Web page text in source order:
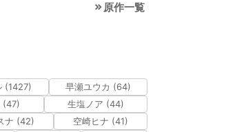
原作一覧
(1427)
早瀬ユウカ (64)
(47)
生塩ノア (44)
ナ (42)
空崎ヒナ (41)